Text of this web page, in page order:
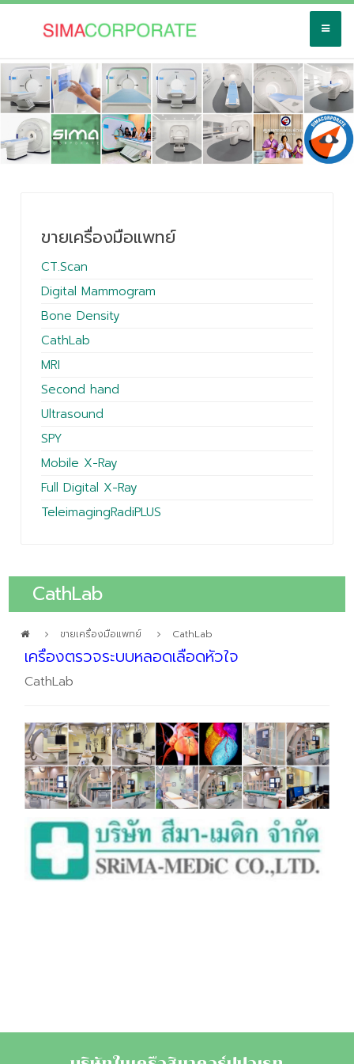
ขายเครื่องมือแพทย์
CT.Scan
Digital Mammogram
Bone Density
CathLab
MRI
Second hand
Ultrasound
SPY
Mobile X-Ray
Full Digital X-Ray
TeleimagingRadiPLUS
CathLab
ขายเครื่องมือแพทย์ CathLab
เครื่องตรวจระบบหลอดเลือดหัวใจ
CathLab